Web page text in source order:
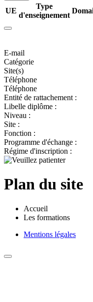
UE
Type
d'enseignement
E-mail
Catégorie
Site(s)
Téléphone
Téléphone
Entité de rattachement :
Libelle diplôme :
Niveau :
Site :
Fonction :
Programme d'échange :
Régime d'inscription :
Plan du site
Accueil
Les formations
Mentions légales